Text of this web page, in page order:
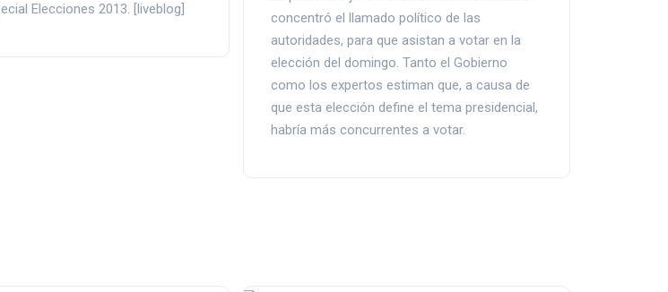
Elecciones 2013. [liveblog]
concentró el llamado político de las
autoridades, para que asistan a votar en la
elección del domingo. Tanto el Gobierno
como los expertos estiman que, a causa de
que esta elección define el tema presidencial,
habría más concurrentes a votar.